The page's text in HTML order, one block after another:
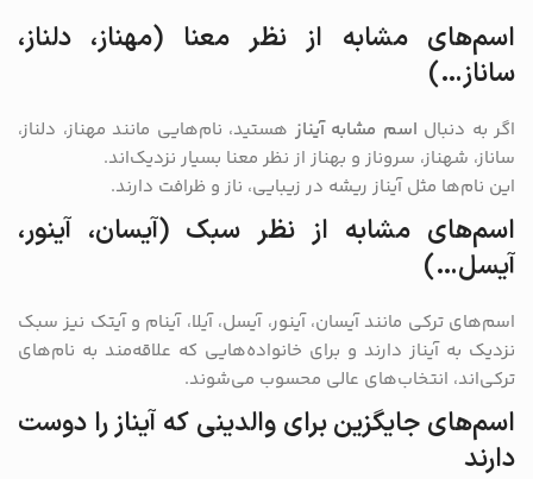
اسم‌های مشابه از نظر معنا (مهناز، دلناز،
ساناز…)
اگر به دنبال اسم مشابه آیناز هستید، نام‌هایی مانند مهناز، دلناز،
ساناز، شهناز، سروناز و بهناز از نظر معنا بسیار نزدیک‌اند.
این نام‌ها مثل آیناز ریشه در زیبایی، ناز و ظرافت دارند.
اسم‌های مشابه از نظر سبک (آیسان، آینور،
آیسل…)
اسم‌های ترکی مانند آیسان، آینور، آیسل، آیلا، آینام و آیتک نیز سبک
نزدیک به آیناز دارند و برای خانواده‌هایی که علاقه‌مند به نام‌های
ترکی‌اند، انتخاب‌های عالی محسوب می‌شوند.
اسم‌های جایگزین برای والدینی که آیناز را دوست
دارند